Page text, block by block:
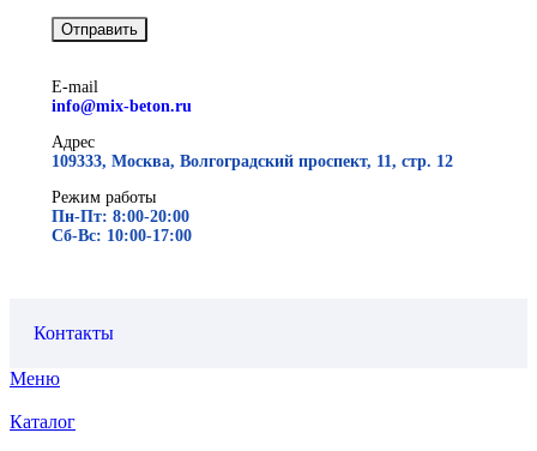
E-mail
info@mix-beton.ru
Адрес
109333, Москва, Волгоградский проспект, 11, стр. 12
Режим работы
Пн-Пт: 8:00-20:00
Сб-Вс: 10:00-17:00
Контакты
Меню
Каталог